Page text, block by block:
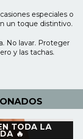
especiales o
un toque distintivo.
No lavar. Proteger
y las tachas.
TODA LA
🔥